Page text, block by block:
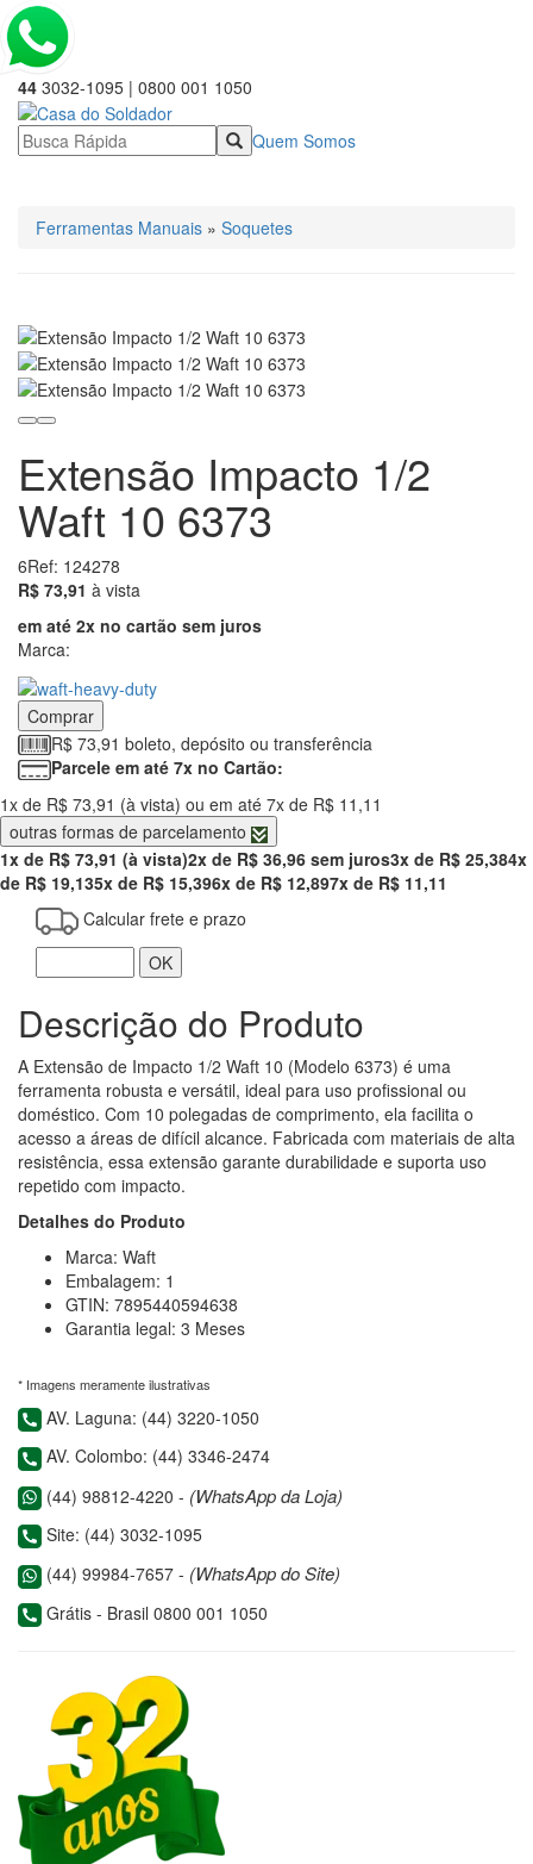
44 3032-1095 | 0800 001 1050
Quem Somos
Ferramentas Manuais » Soquetes
Extensão Impacto 1/2
Waft 10 6373
6Ref: 124278
73.91
R$ 73,91 à vista
em até 2x no cartão sem juros
Marca:
Comprar
R$ 73,91 boleto, depósito ou transferência
Parcele em até 7x no Cartão:
1x de R$ 73,91 (à vista) ou em até 7x de R$ 11,11
outras formas de parcelamento
1x de R$ 73,91 (à vista)2x de R$ 36,96 sem juros3x de R$ 25,384x
de R$ 19,135x de R$ 15,396x de R$ 12,897x de R$ 11,11
Calcular frete e prazo
OK
Descrição do Produto
A Extensão de Impacto 1/2 Waft 10 (Modelo 6373) é uma
ferramenta robusta e versátil, ideal para uso profissional ou
doméstico. Com 10 polegadas de comprimento, ela facilita o
acesso a áreas de difícil alcance. Fabricada com materiais de alta
resistência, essa extensão garante durabilidade e suporta uso
repetido com impacto.
Detalhes do Produto
Marca: Waft
Embalagem: 1
GTIN: 7895440594638
Garantia legal: 3 Meses
* Imagens meramente ilustrativas
AV. Laguna: (44) 3220-1050
AV. Colombo: (44) 3346-2474
(44) 98812-4220 - (WhatsApp da Loja)
Site: (44) 3032-1095
(44) 99984-7657 - (WhatsApp do Site)
Grátis - Brasil 0800 001 1050